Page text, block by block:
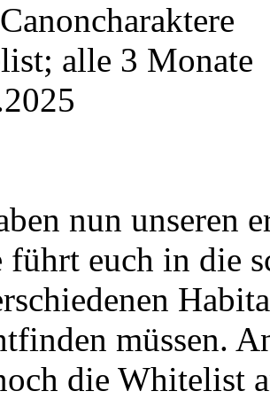
alle 3 Monate
nun unseren
führt euch in die
müssen.
die Whitelist